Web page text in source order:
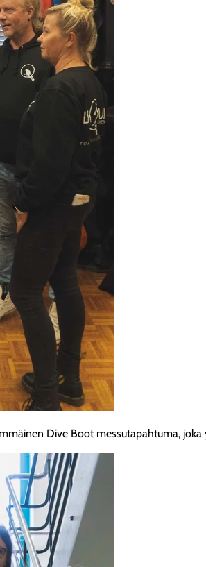
Dive Boot messutapahtuma, joka